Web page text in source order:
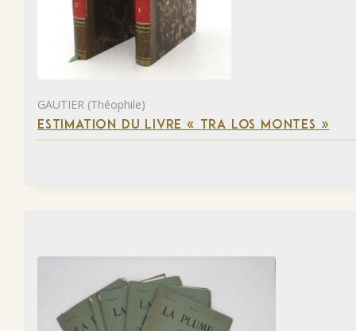
GAUTIER (Théophile)
ESTIMATION DU LIVRE « TRA LOS MONTES »